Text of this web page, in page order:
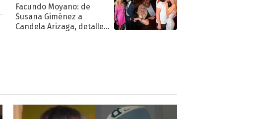
Facundo Moyano: de
Susana Giménez a
Candela Arizaga, detalles